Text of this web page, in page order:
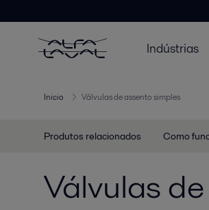
Indústrias
Inicio Válvulas de assento simples
Produtos relacionados Como
Válvulas